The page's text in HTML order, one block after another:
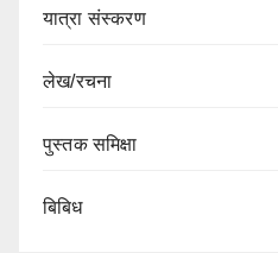
यात्रा संस्करण
लेख/रचना
पुस्तक समिक्षा
बिबिध